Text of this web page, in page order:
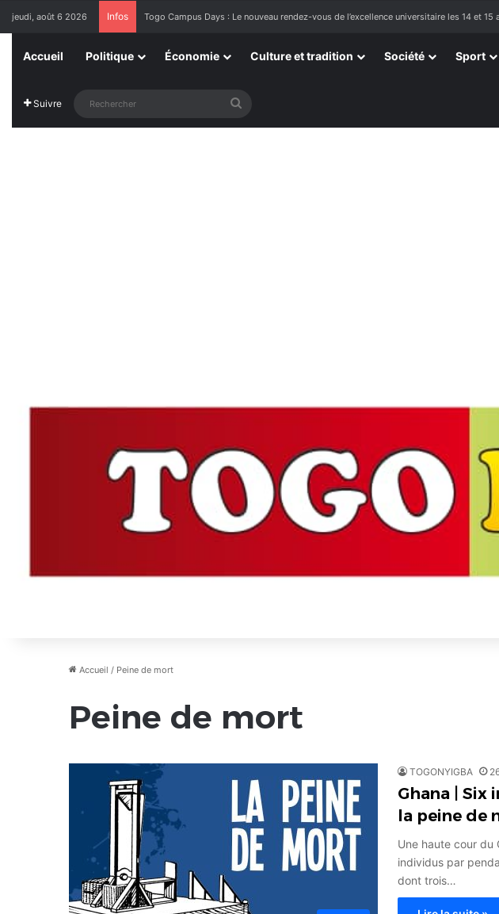
jeudi, août 6 2026 Infos 1ère Édition des Grandes Retrouvailles des Ressortissants de Kpélé Govié Apégamé /
Accueil Politique Économie Culture et tradition Société Sport
Suivre
Accueil / Peine de mort
Peine de mort
TOGONYIGBA
Ghana | Six
la peine de
Une haute cour du
individus par
dont trois…